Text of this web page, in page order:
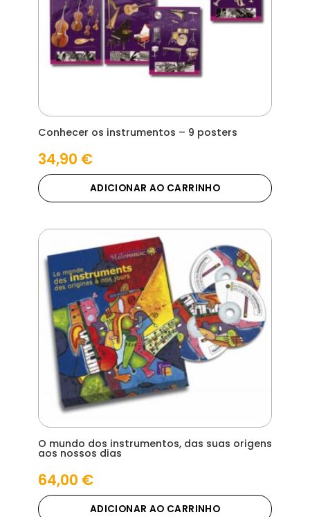
Conhecer os instrumentos – 9 posters
34,90 €
ADICIONAR AO CARRINHO
O mundo dos instrumentos, das suas origens
aos nossos dias
64,00 €
ADICIONAR AO CARRINHO